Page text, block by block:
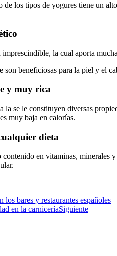
de los tipos de yogures tiene un
la cual aporta
son beneficiosas para la piel y el
y muy rica
la se le constituyen diversas
muy baja en calorías.
dieta
en vitaminas, minerales
los bares y restaurantes españoles
en la carniceríaSiguiente